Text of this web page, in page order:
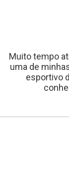
Muito tempo
uma de
esportivo